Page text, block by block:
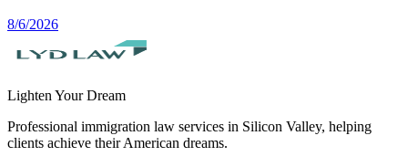
8/6/2026
Lighten Your Dream
Professional immigration law services in Silicon Valley, helping
clients achieve their American dreams.